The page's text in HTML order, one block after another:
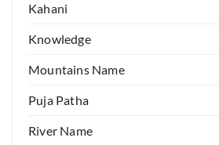
Kahani
Knowledge
Mountains Name
Puja Patha
River Name